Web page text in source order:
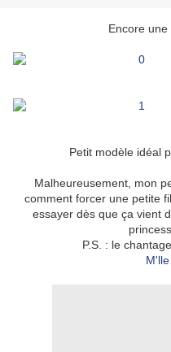
Encore
Petit modèle idéal
Malheureusement, mon
comment forcer une petite
essayer dès que ça vient
P.S. : le